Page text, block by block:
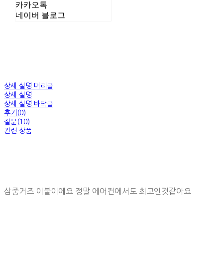
카카오톡
네이버 블로그
상세 설명 머리글
상세 설명
상세 설명 바닥글
후기(0)
질문(10)
관련 상품
삼중거즈 이불이에요 정말 에어컨에서도 최고인것같아요